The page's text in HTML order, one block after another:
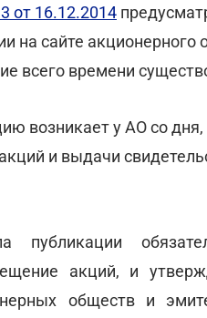
16.12.2014
на сайте акционерного
всего времени
возникает у АО со
и выдачи
публикации
акций, и
обществ и